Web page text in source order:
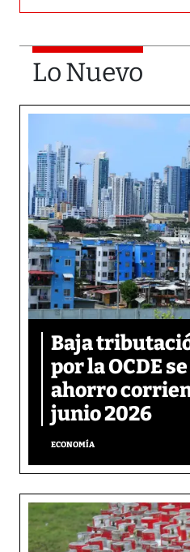
Lo Nuevo
Baja
por la OCDE
ahorro
junio 2026
ECONOMÍA